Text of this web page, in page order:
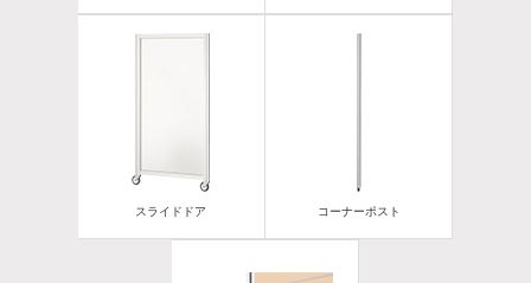
スライドドア コーナーポスト